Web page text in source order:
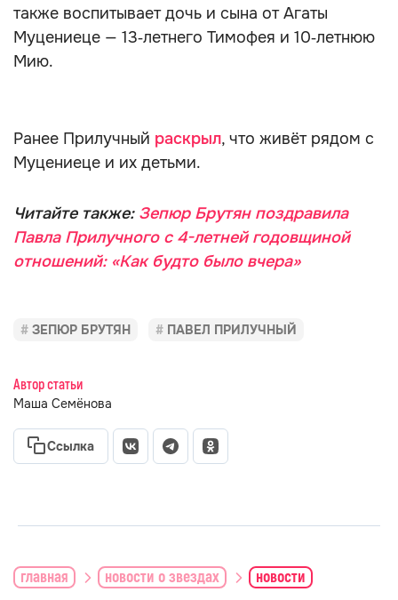
также воспитывает дочь и сына от Агаты
Муцениеце — 13‑летнего Тимофея и 10‑летнюю
Мию.
Ранее Прилучный раскрыл, что живёт рядом с
Муцениеце и их детьми.
Читайте также: Зепюр Брутян поздравила
Павла Прилучного с 4-летней годовщиной
отношений: «Как будто было вчера»
ЗЕПЮР БРУТЯН ПАВЕЛ ПРИЛУЧНЫЙ
Автор статьи
Маша Семёнова
Ссылка
главная новости о звездах новости